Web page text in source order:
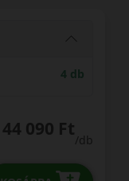
4 db
44 090 Ft
/db